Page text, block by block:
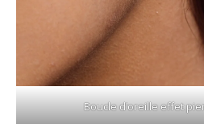
Boucle d’oreille effet